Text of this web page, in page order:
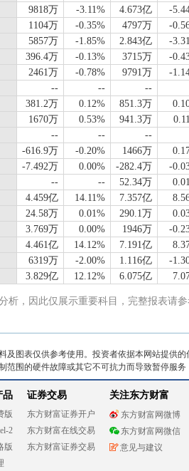
9818万 -3.11% 4.673亿
-
1104万 -0.35% 4797万
-
5857万 -1.85% 2.843亿
-
396.4万 -0.13% 3715万
-
2461万 -0.78% 9791万
-
-- --
--
381.2万 0.12% 851.3万
1670万 0.53% 941.3万
-- --
--
-616.9万 -0.20% 1466万
-7.492万 0.00% -282.4万
-
-- -- 52.34万
4.459亿 14.11% 7.357亿
24.58万 0.01% 290.1万
3.769万 0.00% 1946万
-
4.461亿 14.12% 7.191亿
6319万 -2.00% 1.116亿
-
3.829亿 12.12% 6.075亿
析，因此仅展示重要科目，完整报表请
及图表仅供参考使用。投资者依据本网站提供
范围的硬件故障或其它不可抗力而导致暂停服